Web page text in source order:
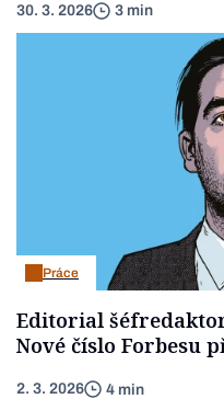
30. 3. 2026 3 min
Práce
Editorial
Nové číslo Forbesu
2. 3. 2026 4 min